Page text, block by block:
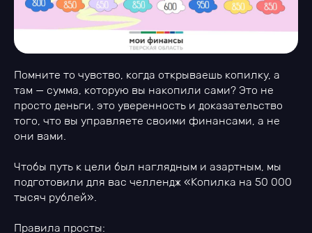
Помните то чувство, когда открываешь копилку, а
там — сумма, которую вы накопили сами? Это не
просто деньги, это уверенность и доказательство
того, что вы управляете своими финансами, а не
они вами.
Чтобы путь к цели был наглядным и азартным, мы
подготовили для вас челлендж «Копилка на 50 000
тысяч рублей».
Правила просты: